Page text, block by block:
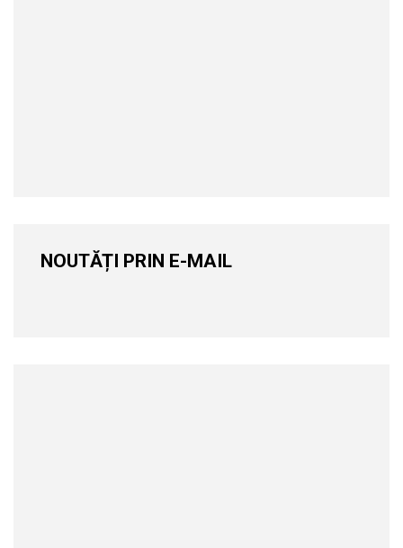
NOUTĂȚI PRIN E-MAIL